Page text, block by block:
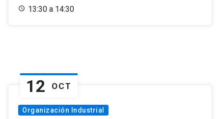
13:30 a 14:30
12 OCT
Organización Industrial